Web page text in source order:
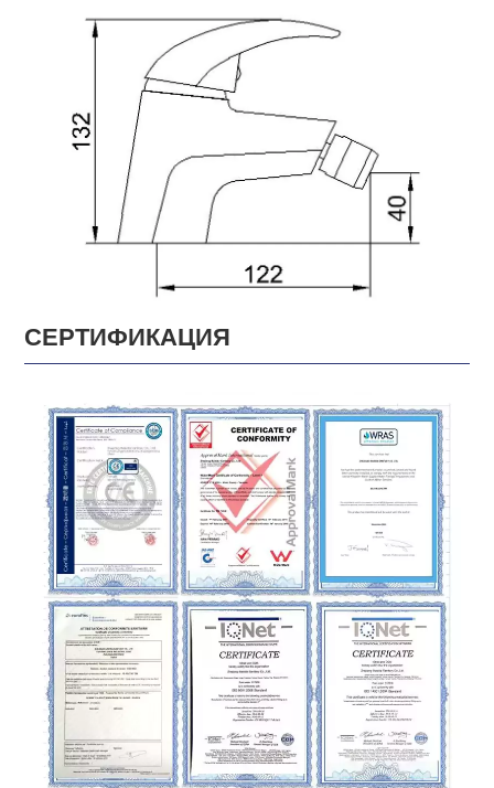
СЕРТИФИКАЦИЯ